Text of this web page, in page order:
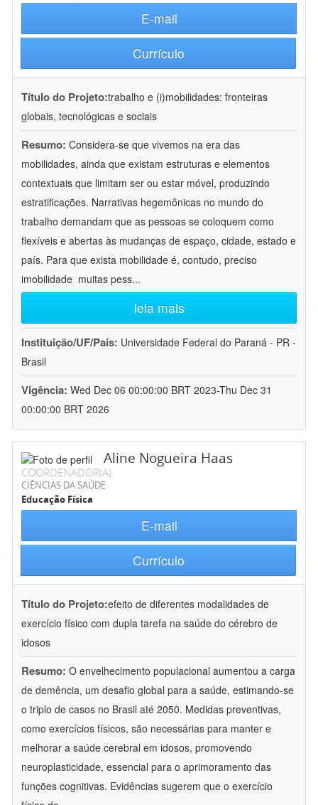
E-mail
Currículo
Título do Projeto:trabalho e (i)mobilidades: fronteiras
globais, tecnológicas e sociais
Resumo: Considera-se que vivemos na era das
mobilidades, ainda que existam estruturas e elementos
contextuais que limitam ser ou estar móvel, produzindo
estratificações. Narrativas hegemônicas no mundo do
trabalho demandam que as pessoas se coloquem como
flexíveis e abertas às mudanças de espaço, cidade, estado e
país. Para que exista mobilidade é, contudo, preciso
imobilidade  muitas pess...
leia mais
Instituição/UF/País: Universidade Federal do Paraná - PR -
Brasil
Vigência: Wed Dec 06 00:00:00 BRT 2023-Thu Dec 31
00:00:00 BRT 2026
Aline Nogueira Haas
COORDENADOR(A)
CIÊNCIAS DA SAÚDE
Educação Física
E-mail
Currículo
Título do Projeto:efeito de diferentes modalidades de
exercício físico com dupla tarefa na saúde do cérebro de
idosos
Resumo: O envelhecimento populacional aumentou a carga
de demência, um desafio global para a saúde, estimando-se
o triplo de casos no Brasil até 2050. Medidas preventivas,
como exercícios físicos, são necessárias para manter e
melhorar a saúde cerebral em idosos, promovendo
neuroplasticidade, essencial para o aprimoramento das
funções cognitivas. Evidências sugerem que o exercício